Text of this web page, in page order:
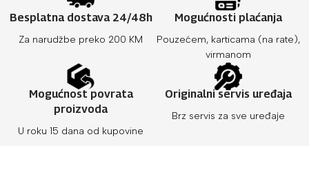
Besplatna dostava 24/48h
Za narudžbe preko 200 KM
Mogućnosti plaćanja
Pouzećem, karticama (na rate),
virmanom
Mogućnost povrata
proizvoda
U roku 15 dana od kupovine
Originalni servis uređaja
Brz servis za sve uređaje